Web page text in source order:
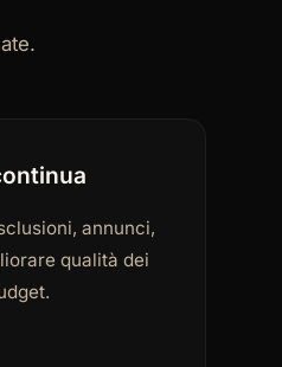
annunci,
qualità dei